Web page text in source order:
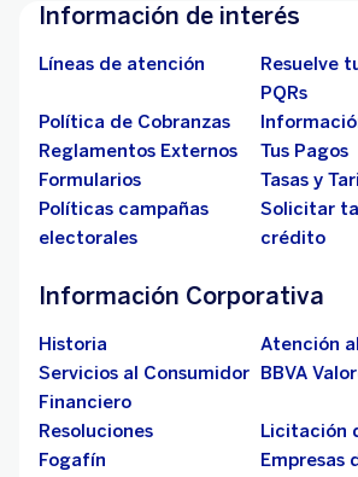
Información de interés
Líneas de atención
Resuelve
PQRs
Política de Cobranzas
Reglamentos Externos
Tus Pagos
Formularios
Tasas y
Políticas campañas
electorales
Solicitar
crédito
Información Corporativa
Historia
Atención
Servicios al Consumidor
Financiero
BBVA
Resoluciones
Licitación
Fogafín
Empresas